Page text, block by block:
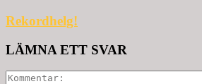
Rekordhelg!
LÄMNA ETT SVAR